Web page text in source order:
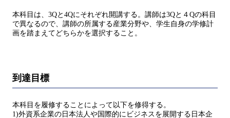
本科目は、3Qと4Qにそれぞれ開講する。講師は3Qと４Qの科目
で異なるので、講師の所属する産業分野や、学生自身の学修計
画を踏まえてどちらかを選択すること。
到達目標
本科目を履修することによって以下を修得する。
1)外資系企業の日本法人や国際的にビジネスを展開する日本企